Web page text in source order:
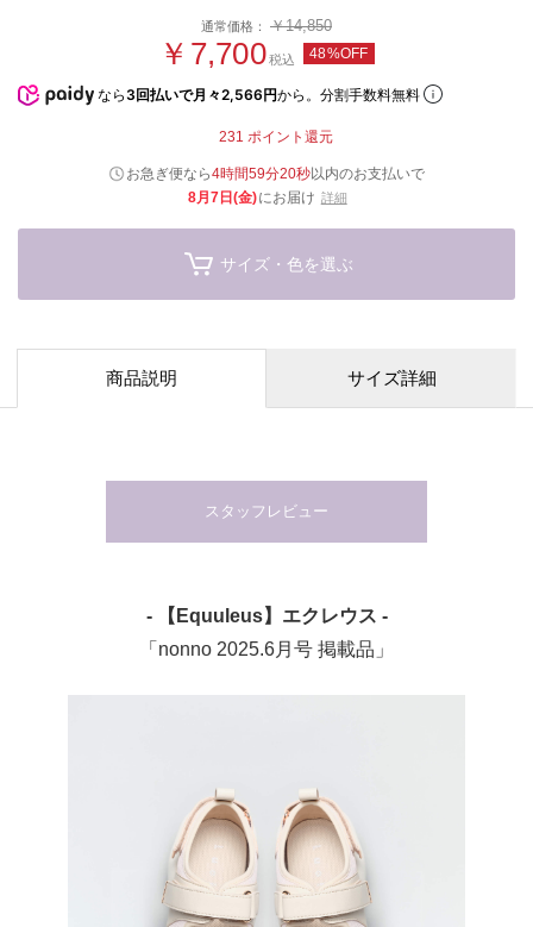
通常価格： ￥14,850
￥7,700税込 48%OFF
なら 3回払いで月々2,566円から。分割手数料無料
231 ポイント還元
お急ぎ便なら4時間59分19秒以内のお支払いで
8月7日(金)にお届け 詳細
サイズ・色を選ぶ
商品説明 サイズ詳細
スタッフレビュー
- 【Equuleus】エクレウス -
「nonno 2025.6月号 掲載品」